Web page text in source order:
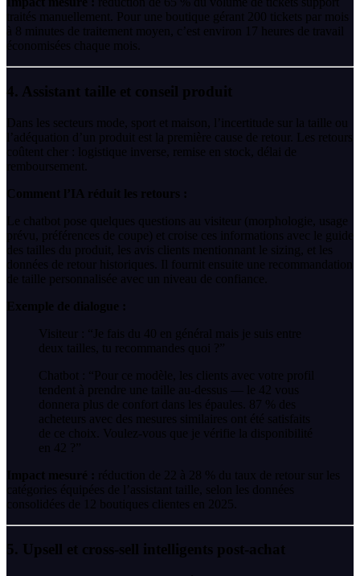
traités manuellement. Pour une boutique gérant 200 tickets par mois
à 8 minutes de traitement moyen, c’est environ 17 heures de travail
économisées chaque mois.
4. Assistant taille et conseil produit
Dans les secteurs mode, sport et maison, l’incertitude sur la taille ou
l’adéquation d’un produit est la première cause de retour. Les retours
coûtent cher : logistique inverse, remise en stock, délai de
remboursement.
Comment l’IA réduit les retours :
Le chatbot pose quelques questions au visiteur (morphologie, usage
prévu, préférences de coupe) et croise ces informations avec le guide
des tailles du produit, les avis clients mentionnant le sizing, et les
données de retour historiques. Il fournit ensuite une recommandation
de taille personnalisée avec un niveau de confiance.
Exemple de dialogue :
Visiteur : “Je fais du 40 en général mais je suis entre
deux tailles, tu recommandes quoi ?”
Chatbot : “Pour ce modèle, les clients avec votre profil
tendent à prendre une taille au-dessus — le 42 vous
donnera plus de confort dans les épaules. 87 % des
acheteurs avec des mesures similaires ont été satisfaits
de ce choix. Voulez-vous que je vérifie la disponibilité
en 42 ?”
Impact mesuré :
réduction de 22 à 28 % du taux de retour sur les
catégories équipées de l’assistant taille, selon les données
consolidées de 12 boutiques clientes en 2025.
5. Upsell et cross-sell intelligents post-achat